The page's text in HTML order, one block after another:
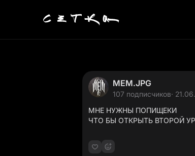
MEM.JPG
107 подписчиков·
МНЕ НУЖНЫ ПОПИЩЕКИ
ЧТО БЫ ОТКРЫТЬ ВТОРОЙ